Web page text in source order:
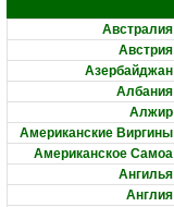
Австралия
Австрия
Азербайджан
Албания
Алжир
Американские Виргины
Американское Самоа
Ангилья
Англия